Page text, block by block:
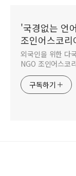
'국경없는 언
조인어스코리
외국인을 위한 다
NGO 조인어스코
구독하기